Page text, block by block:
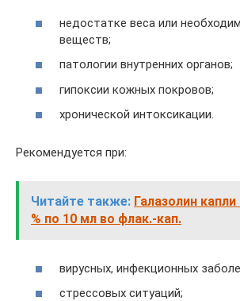
недостатке веса или
веществ;
патологии внутренних органов;
гипоксии кожных покровов;
хронической интоксикации.
Рекомендуется при:
Читайте также: Галазолин капли
% по 10 мл во флак.-кап.
вирусных, инфекционных
стрессовых ситуаций;